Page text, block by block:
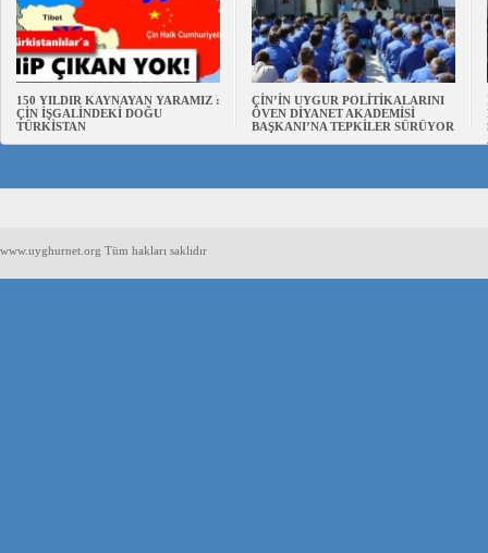
150 YILDIR KAYNAYAN YARAMIZ :
ÇİN İŞGALİNDEKİ DOĞU
TÜRKİSTAN
ÇİN’İN UYGUR POLİTİKALARINI
ÖVEN DİYANET AKADEMİSİ
BAŞKANI’NA TEPKİLER SÜRÜYOR
www.uyghurnet.org Tüm hakları saklıdır